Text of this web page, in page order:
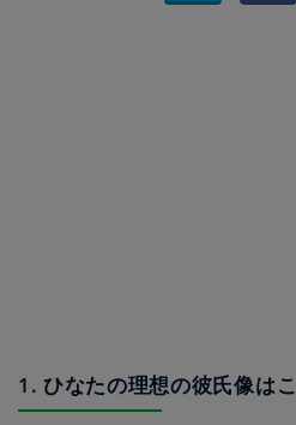
1. ひなたの理想の彼氏像は